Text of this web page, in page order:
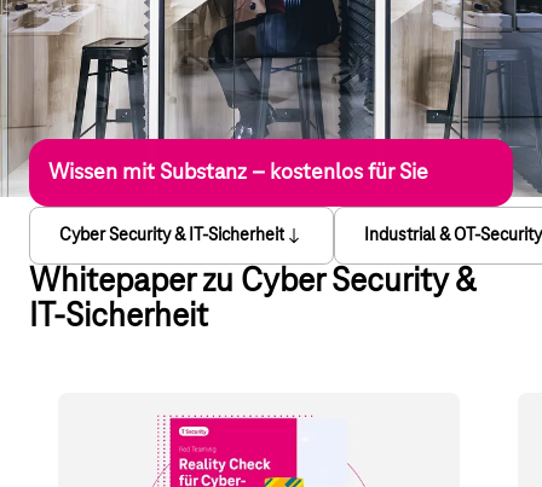
Wissen mit Substanz – kostenlos für Sie
Cyber Security & IT-Sicherheit Industrial & OT-Security
Whitepaper zu Cyber Security &
IT-Sicherheit
Whitepaper - Red Teaming ist der
Reality Check für Cybersicherheit